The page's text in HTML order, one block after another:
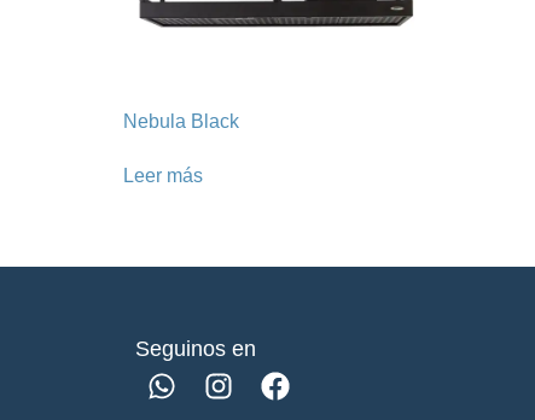
Nebula Black
Leer más
Seguinos en